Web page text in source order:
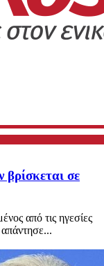
σε
από τις ηγεσίες